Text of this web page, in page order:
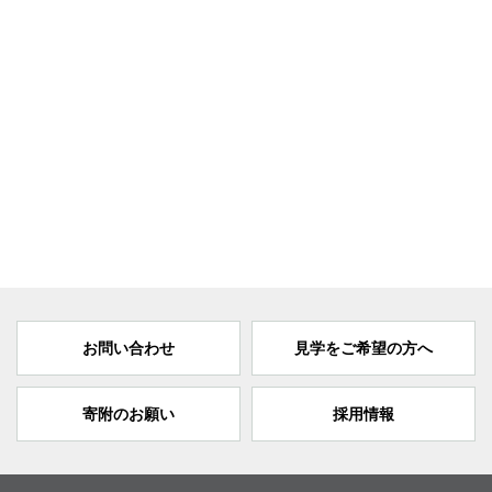
お問い合わせ 見学をご希望の方へ
寄附のお願い 採用情報